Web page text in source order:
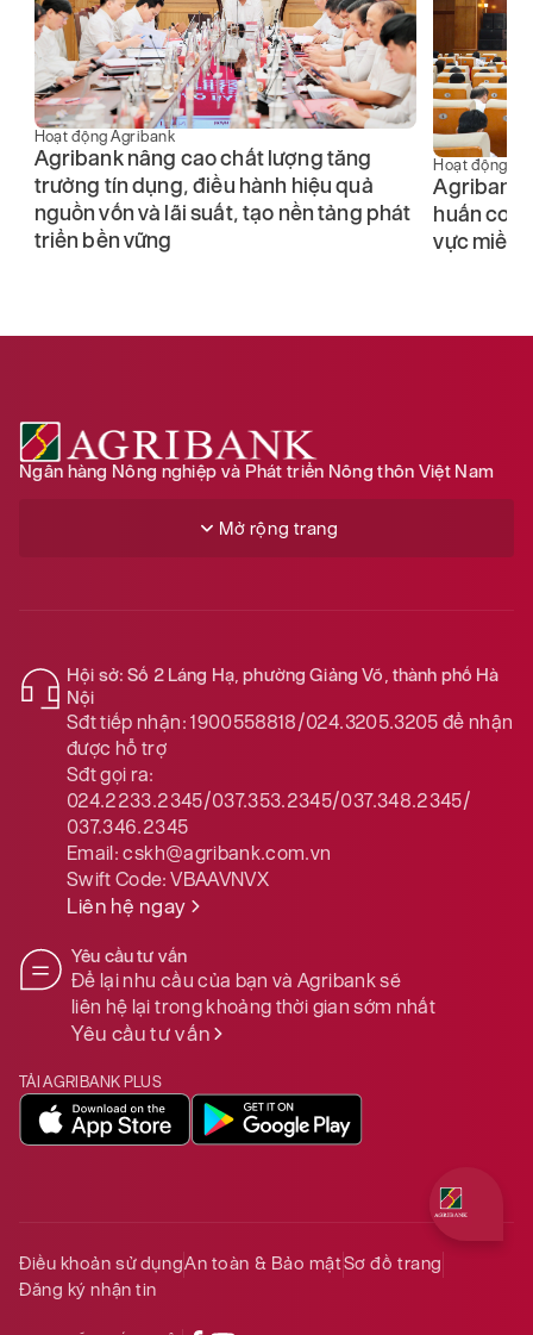
Hoạt động Agribank
Agribank hoàn thành chương trình tập
huấn cơ chế, chính sách tín dụng tại khu
vực miền Bắc
Hoạt động
Agribank
phát triển
Công an
Ngân hàng Nông nghiệp và Phát triển Nông thôn Việt Nam
Mở rộng trang
Hội sở: Số 2 Láng Hạ, phường Giảng Võ, thành phố Hà
Nội
Sđt tiếp nhận: 1900558818/024.3205.3205để nhận
được hỗ trợ
Sđt gọi ra:
024.2233.2345/037.353.2345/037.348.2345/
037.346.2345
Email:cskh@agribank.com.vn
Swift Code:VBAAVNVX
Liên hệ ngay
Yêu cầu tư vấn
Để lại nhu cầu của bạn và Agribank sẽ
liên hệ lại trong khoảng thời gian sớm nhất
Yêu cầu tư vấn
TẢI AGRIBANK PLUS
Điều khoản sử dụngAn toàn & Bảo mậtSơ đồ trang
Đăng ký nhận tin
Quý